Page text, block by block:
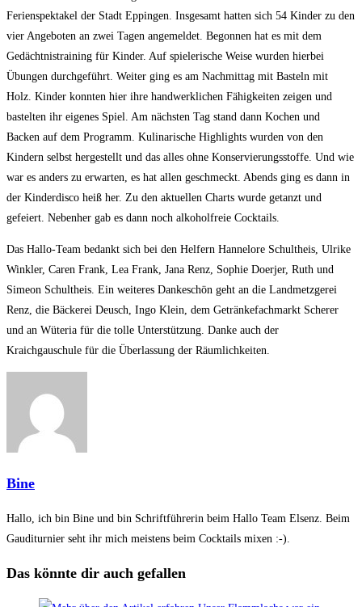
Ferienspektakel der Stadt Eppingen. Insgesamt hatten sich 54 Kinder zu den
vier Angeboten an zwei Tagen angemeldet. Begonnen hat es mit dem
Gedächtnistraining für Kinder. Auf spielerische Weise wurden hierbei
Übungen durchgeführt. Weiter ging es am Nachmittag mit Basteln mit
Holz. Kinder konnten hier ihre handwerklichen Fähigkeiten zeigen und
bastelten ihr eigenes Spiel. Am nächsten Tag stand dann Kochen und
Backen auf dem Programm. Kulinarische Highlights wurden von den
Kindern selbst hergestellt und das alles ohne Konservierungsstoffe. Und wie
war es anders zu erwarten, es hat allen geschmeckt. Abends ging es dann in
der Kinderdisco heiß her. Zu den aktuellen Charts wurde getanzt und
gefeiert. Nebenher gab es dann noch alkoholfreie Cocktails.
Das Hallo-Team bedankt sich bei den Helfern Hannelore Schultheis, Ulrike
Winkler, Caren Frank, Lea Frank, Jana Renz, Sophie Doerjer, Ruth und
Simeon Schultheis. Ein weiteres Dankeschön geht an die Landmetzgerei
Renz, die Bäckerei Deusch, Ingo Klein, dem Getränkefachmarkt Scherer
und an Wüteria für die tolle Unterstützung. Danke auch der
Kraichgauschule für die Überlassung der Räumlichkeiten.
Bine
Hallo, ich bin Bine und bin Schriftführerin beim Hallo Team Elsenz. Beim
Gauditurnier seht ihr mich meistens beim Cocktails mixen :-).
Das könnte dir auch gefallen